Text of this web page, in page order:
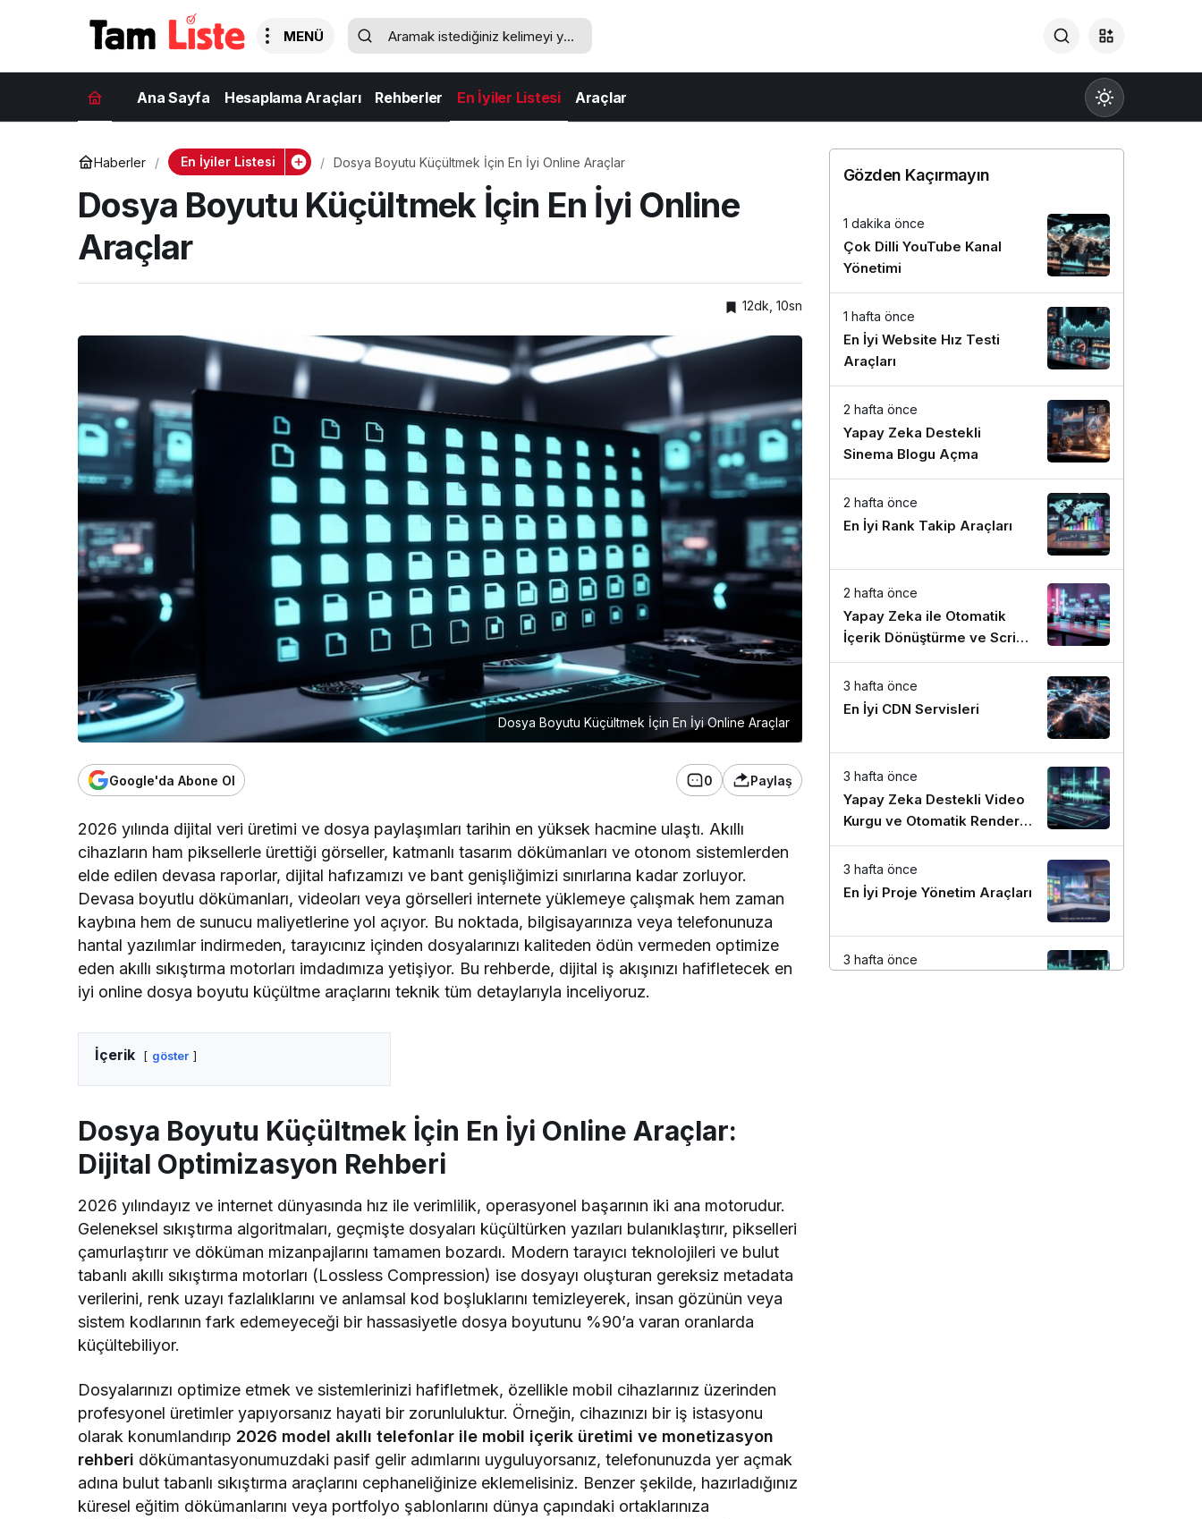
Ana Sayfa Hesaplama Araçları Rehberler En İyiler Listesi Araçlar
Gündüz Modu
Gündüz modunu seçin.
Gece Modu
Sistem Modu
Haberler En İyiler Listesi Dosya Boyutu Küçültmek İçin En İyi Online Araçlar
Dosya Boyutu Küçültmek İçin En İyi Online
Araçlar
12dk, 10sn
Dosya Boyutu Küçültmek İçin En İyi Online Araçlar
Google'da Abone Ol 0 Paylaş
2026 yılında dijital veri üretimi ve dosya paylaşımları tarihin en yüksek hacmine ulaştı. Akıllı
cihazların ham piksellerle ürettiği görseller, katmanlı tasarım dökümanları ve otonom sistemlerden
elde edilen devasa raporlar, dijital hafızamızı ve bant genişliğimizi sınırlarına kadar zorluyor.
Devasa boyutlu dökümanları, videoları veya görselleri internete yüklemeye çalışmak hem zaman
kaybına hem de sunucu maliyetlerine yol açıyor. Bu noktada, bilgisayarınıza veya telefonunuza
hantal yazılımlar indirmeden, tarayıcınız içinden dosyalarınızı kaliteden ödün vermeden optimize
eden akıllı sıkıştırma motorları imdadımıza yetişiyor. Bu rehberde, dijital iş akışınızı hafifletecek en
iyi online dosya boyutu küçültme araçlarını teknik tüm detaylarıyla inceliyoruz.
İçerik göster
Dosya Boyutu Küçültmek İçin En İyi Online Araçlar:
Dijital Optimizasyon Rehberi
2026 yılındayız ve internet dünyasında hız ile verimlilik, operasyonel başarının iki ana motorudur.
Geleneksel sıkıştırma algoritmaları, geçmişte dosyaları küçültürken yazıları bulanıklaştırır, pikselleri
çamurlaştırır ve döküman mizanpajlarını tamamen bozardı. Modern tarayıcı teknolojileri ve bulut
tabanlı akıllı sıkıştırma motorları (Lossless Compression) ise dosyayı oluşturan gereksiz metadata
verilerini, renk uzayı fazlalıklarını ve anlamsal kod boşluklarını temizleyerek, insan gözünün veya
sistem kodlarının fark edemeyeceği bir hassasiyetle dosya boyutunu %90’a varan oranlarda
küçültebiliyor.
Dosyalarınızı optimize etmek ve sistemlerinizi hafifletmek, özellikle mobil cihazlarınız üzerinden
profesyonel üretimler yapıyorsanız hayati bir zorunluluktur. Örneğin, cihazınızı bir iş istasyonu
olarak konumlandırıp 2026 model akıllı telefonlar ile mobil içerik üretimi ve monetizasyon
rehberi dökümantasyonumuzdaki pasif gelir adımlarını uyguluyorsanız, telefonunuzda yer açmak
adına bulut tabanlı sıkıştırma araçlarını cephaneliğinize eklemelisiniz. Benzer şekilde, hazırladığınız
küresel eğitim dökümanlarını veya portfolyo şablonlarını dünya çapındaki ortaklarınıza
Gözden Kaçırmayın
1 dakika önce
Çok Dilli YouTube Kanal
Yönetimi
1 hafta önce
En İyi Website Hız Testi
Araçları
2 hafta önce
Yapay Zeka Destekli
Sinema Blogu Açma
2 hafta önce
En İyi Rank Takip Araçları
2 hafta önce
Yapay Zeka ile Otomatik
İçerik Dönüştürme ve Script
Yazım Rehberi
3 hafta önce
En İyi CDN Servisleri
3 hafta önce
Yapay Zeka Destekli Video
Kurgu ve Otomatik Render
Stratejileri
3 hafta önce
En İyi Proje Yönetim Araçları
3 hafta önce